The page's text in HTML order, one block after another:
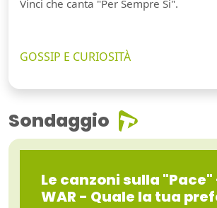
Vinci che canta "Per Sempre Si".
GOSSIP E CURIOSITÀ
Sondaggio
Le canzoni sulla "Pace"
WAR - Quale la tua